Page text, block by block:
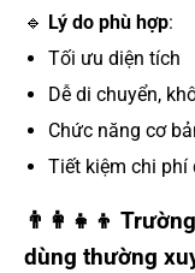
🔹 Lý do phù hợp:
Tối ưu diện tích
Dễ di chuyển,
Chức năng cơ
Tiết kiệm chi
👨‍👩‍👧‍👦
dùng thường